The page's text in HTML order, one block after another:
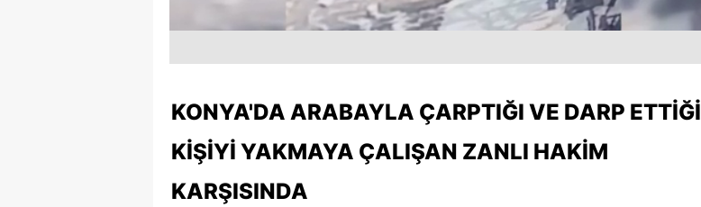
KONYA'DA ARABAYLA ÇARPTIĞI VE DARP ETTIĞI
KIŞIYI YAKMAYA ÇALIŞAN ZANLI HAKIM
KARŞISINDA